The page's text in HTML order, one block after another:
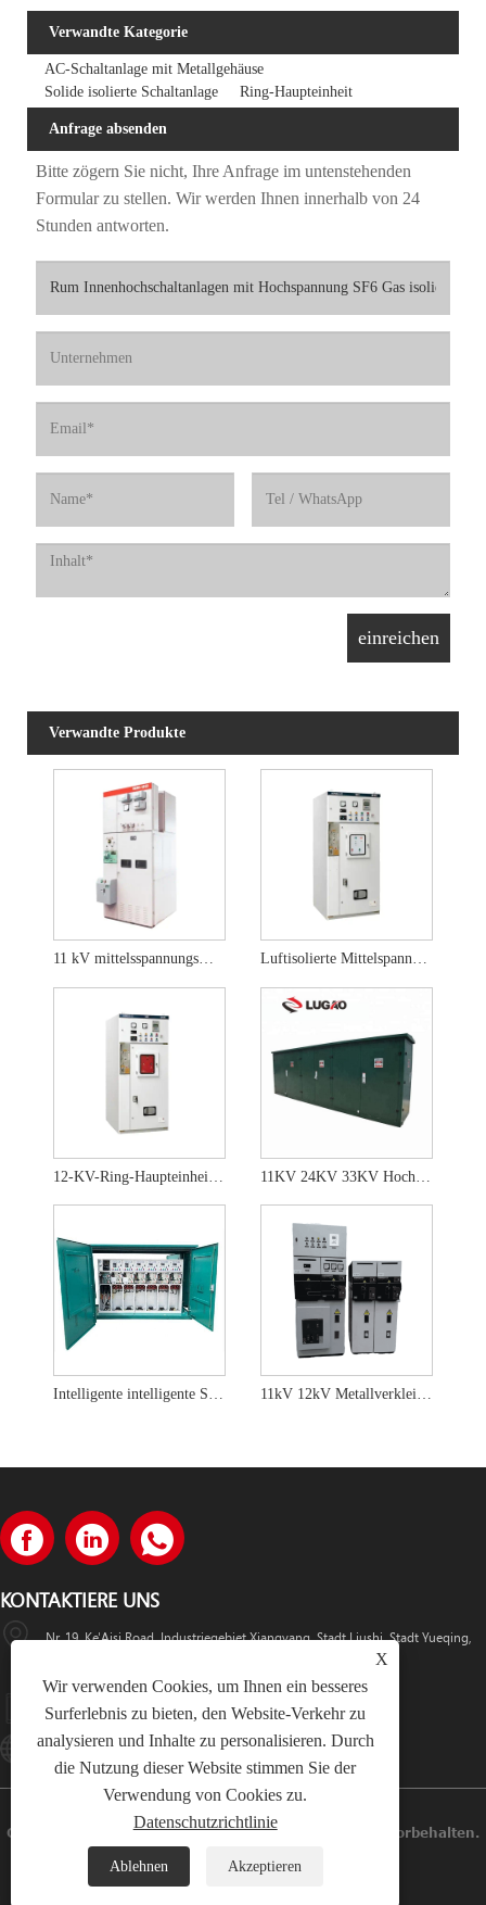
Verwandte Kategorie
AC-Schaltanlage mit Metallgehäuse
Solide isolierte Schaltanlage
Ring-Haupteinheit
Anfrage absenden
Bitte zögern Sie nicht, Ihre Anfrage im untenstehenden
Formular zu stellen. Wir werden Ihnen innerhalb von 24
Stunden antworten.
Verwandte Produkte
11 kV mittelsspannungsmischluft isolierter Schaltansicht Luftisolierte Mittelspannungs-Hochspannungsschaltanlage mit 13,8 kV
Intelligente intelligente Schaltanlage für den Außenbereich 11kV 12kV Metallverkleidete geschlossene Innenluftisolations-Schaltanlage Ring-Haupteinheit Rmu Sm6
KONTAKTIERE UNS
Nr. 19, Ke'Aisi Road, Industriegebiet Xiangyang, Stadt Liushi, Stadt Yueqing,
+86-18057712366 +86-18606632017
Lugaoteam@lugaoelectric.com
Copyright © 2023 Lugao Power Co.,Ltd. Alle Rechte Vorbehalten.
Links Sitemap XML Datenschutzrichtlinie
X
Wir verwenden Cookies, um Ihnen ein besseres
Surferlebnis zu bieten, den Website-Verkehr zu
analysieren und Inhalte zu personalisieren. Durch
die Nutzung dieser Website stimmen Sie der
Verwendung von Cookies zu.
Datenschutzrichtlinie
Ablehnen Akzeptieren